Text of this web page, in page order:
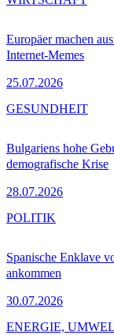
Europäer machen
Internet-Memes
25.07.2026
Bulgariens hohe
demografische Krise
28.07.2026
GESUNDHEIT
Spanische Enklave
ankommen
30.07.2026
POLITIK
ENERGIE,